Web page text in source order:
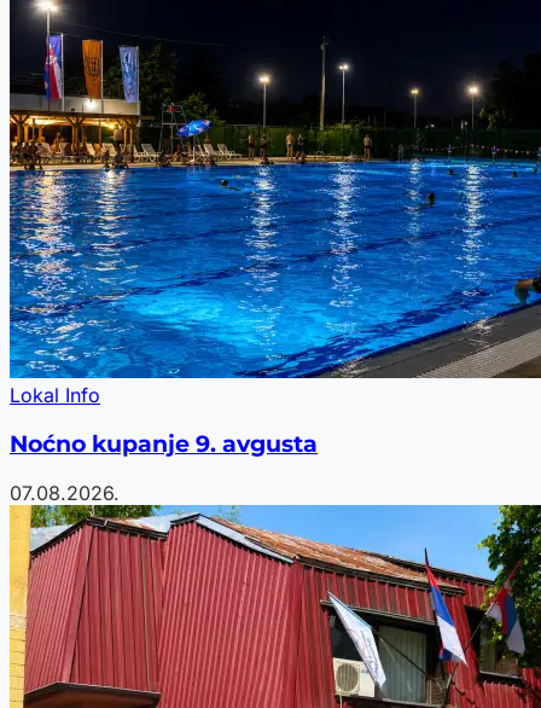
Lokal Info
Noćno kupanje 9. avgusta
07.08.2026.